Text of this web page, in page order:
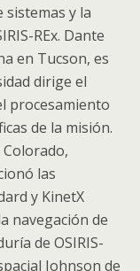
sistemas y la
REx. Dante
en Tucson, es
dirige el
procesamiento
de la misión.
las
y KinetX
navegación de
de OSIRIS-
Johnson de